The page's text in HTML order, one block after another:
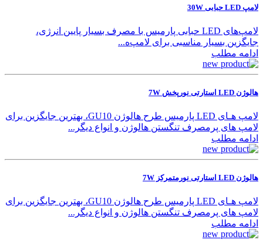
لامپ LED حبابی 30W
لامپ‌های LED حبابی پارمیس با مصرف بسیار پایین انرژی،
جایگزین بسیار مناسبی برای لامپ‌ه...
ادامه مطلب
هالوژن LED استارتی نورپخش 7W
لامپ هـای LED پارمیس طرح هالوژن GU10، بهترین جایگزین برای
لامپ های پرمصرف تنگستن هالوژن و انواع دیگر...
ادامه مطلب
هالوژن LED استارتی نورمتمرکز 7W
لامپ هـای LED پارمیس طرح هالوژن GU10، بهترین جایگزین برای
لامپ های پرمصرف تنگستن هالوژن و انواع دیگر...
ادامه مطلب